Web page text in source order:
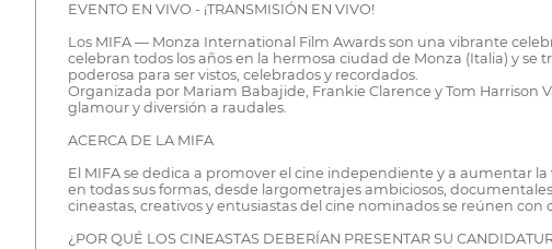
EVENTO EN VIVO - ¡TRANSMISIÓN EN VIVO!
Los MIFA — Monza International Film Awards son una vibrante
celebran todos los años en la hermosa ciudad de Monza (Italia) y
poderosa para ser vistos, celebrados y recordados.
Organizada por Mariam Babajide, Frankie Clarence y Tom
glamour y diversión a raudales.
ACERCA DE LA MIFA
El MIFA se dedica a promover el cine independiente y a aumentar
en todas sus formas, desde largometrajes ambiciosos,
cineastas, creativos y entusiastas del cine nominados se reúnen
¿POR QUÉ LOS CINEASTAS DEBERÍAN PRESENTAR SU